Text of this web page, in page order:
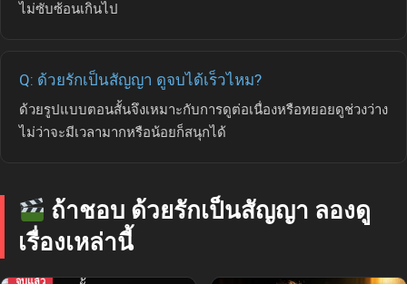
ไม่ซับซ้อนเกินไป
Q: ด้วยรักเป็นสัญญา ดูจบได้เร็วไหม?
ด้วยรูปแบบตอนสั้นจึงเหมาะกับการดูต่อเนื่องหรือทยอยดูช่วงว่าง
ไม่ว่าจะมีเวลามากหรือน้อยก็สนุกได้
ถ้าชอบ ด้วยรักเป็นสัญญา ลองดู
เรื่องเหล่านี้